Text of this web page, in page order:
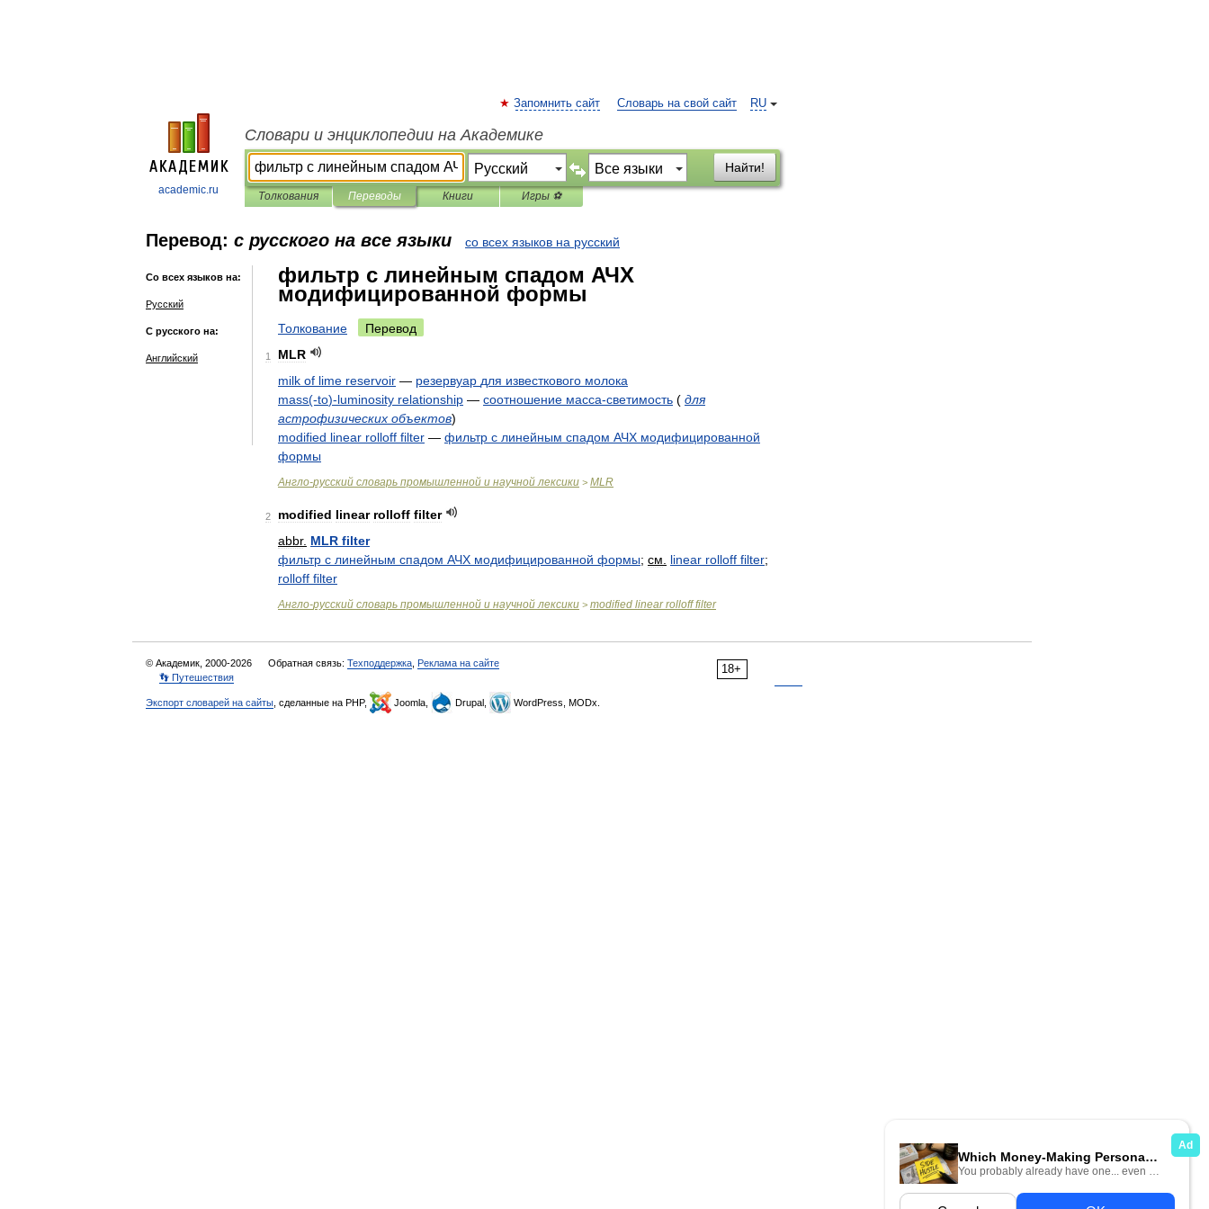
academic.ru
RU
Запомнить сайт Словарь на свой сайт
Словари и энциклопедии на Академике
Найти!
Толкования Переводы Книги Игры ⚽
Перевод: с русского на все языки со всех языков на русский
Со всех языков на:
Русский
С русского на:
Английский
фильтр с линейным спадом АЧХ
модифицированной формы
Толкование Перевод
1
MLR
milk of lime reservoir — резервуар для известкового молока
mass(-to)-luminosity relationship — соотношение масса-светимость ( для
астрофизических объектов)
modified linear rolloff filter — фильтр с линейным спадом АЧХ модифицированной
формы
Англо-русский словарь промышленной и научной лексики > MLR
2 modified linear rolloff filter
abbr. MLR filter
фильтр с линейным спадом АЧХ модифицированной формы; см linear rolloff filter;
rolloff filter
Англо-русский словарь промышленной и научной лексики > modified linear rolloff filter
18+
© Академик, 2000-2026 Обратная связь: Техподдержка Реклама на сайте
👣 Путешествия
Экспорт словарей на сайты , сделанные на PHP, Joomla, Drupal, WordPress, MODx.